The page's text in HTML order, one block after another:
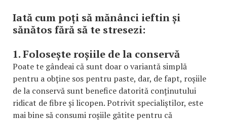
Iată cum poți să mănânci ieftin și
sănătos fără să te stresezi:
1. Folosește roșiile de la conservă
Poate te gândeai că sunt doar o variantă simplă
pentru a obține sos pentru paste, dar, de fapt, roșiile
de la conservă sunt benefice datorită conținutului
ridicat de fibre și licopen. Potrivit specialiștilor, este
mai bine să consumi roșiile gătite pentru că